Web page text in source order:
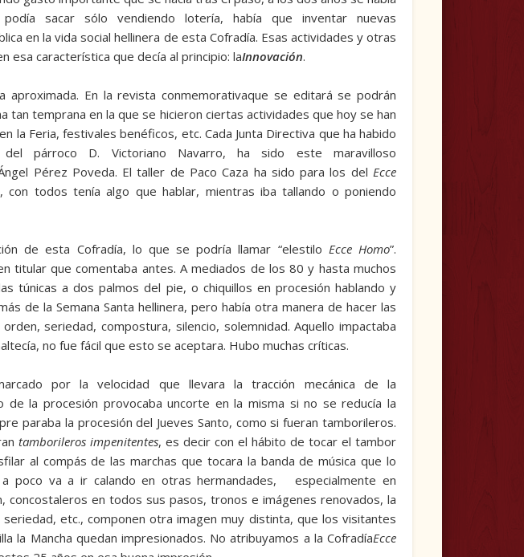
sacar sólo vendiendo lotería, había que inven­tar nuevas
en la vida social hellinera de esta Cofradía. Esas actividades y otras
esa característica que decía al principio: laInnovación.
En la re­vista conmemorativaque se editará se podrán
temprana en la que se hicieron ciertas actividades que hoy se han
la Feria, festivales benéficos, etc. Cada Junta Directiva que ha habido
pá­rroco D. Victoriano Navarro, ha sido este maravilloso
Pérez Poveda. El taller de Paco Caza ha sido para los delEcce
todos tenía algo que hablar, mientras iba tallando o poniendo
de esta Cofradía, lo que se podría llamar “elestilo Ecce Homo”.
titular que comentaba antes. A mediados de los 80 y hasta muchos
túnicas a dos palmos del pie, o chiquillos en procesión hablando y
de la Semana Santa hellinera, pero había otra manera de hacer las
seriedad, compostura, silencio, solemnidad. Aquello impactaba
no fue fácil que esto se aceptara. Hubo muchas críticas.
por la velocidad que lle­vara la tracción mecánica de la
la procesión provocaba uncorte en la misma si no se reducía la
paraba la procesión del Jueves Santo, como si fueran tamborileros.
tamborileros impenitentes, es decir con el hábito de tocar el tambor
al compás de las marchas que tocara la banda de música que lo
a poco va a ir calando en otras hermandades, especialmente en
concostaleros en todos sus pasos, tronos e imágenes renovados, la
etc., componen otra imagen muy distinta, que los visitantes
la Mancha quedan impresionados. No atribuyamos a la CofradíaEcce